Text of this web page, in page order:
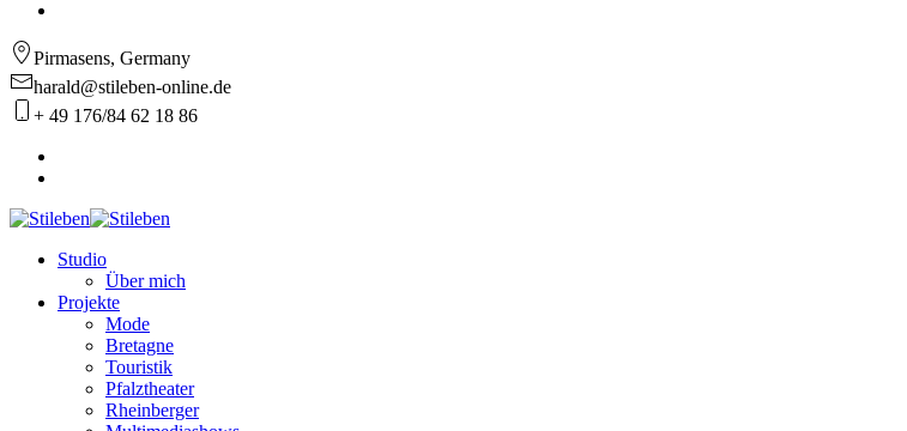
Pirmasens, Germany
harald@stileben-online.de
+ 49 176/84 62 18 86
Studio
Über mich
Projekte
Mode
Bretagne
Touristik
Pfalztheater
Rheinberger